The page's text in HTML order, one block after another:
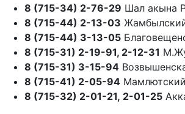
8 (715-34) 2-76-29 Шал акына
8 (715-44) 2-13-03
8 (715-44) 3-13-05
8 (715-31) 2-19-91, 2-12-31
8 (715-31) 3-15-94
8 (715-41) 2-05-94
8 (715-32) 2-01-21, 2-01-25